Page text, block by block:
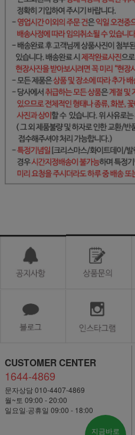
CUSTOMER CENTER
1644-4869
문자상담 010-4407-4869
월~토 09:00 - 20:00
일요일·공휴일 09:00 - 18:00
지금바로